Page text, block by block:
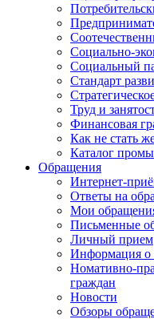
Социально-
Социальный
Стандарт
Труд и
Финансовая
Как не стать
Каталог
Обращения
Интернет-
Ответы на
Мои
Письменные
Личный прием
Информация о
Номативно-
граждан
Новости
Обзоры